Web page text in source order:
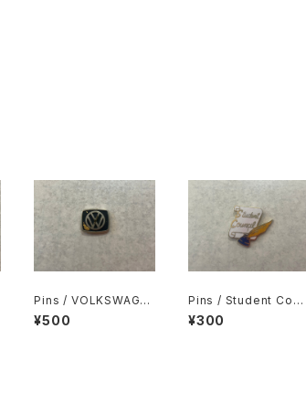
Pins / VOLKSWAGE
N
¥500
Pins / Student Coun
cil
¥300